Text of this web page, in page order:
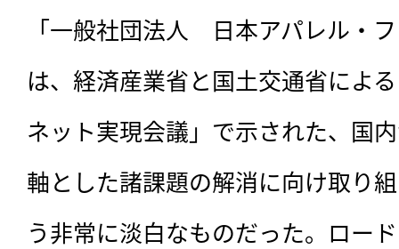
「一般社団法人　日本アパレル・
は、経済産業省と国土交通省によ
ネット実現会議」で示された、国
軸とした諸課題の解消に向け取り
う非常に淡白なものだった。ロー